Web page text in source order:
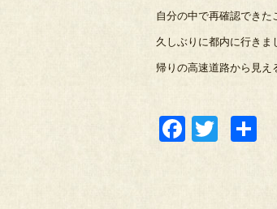
自分の中で再確認できた
久しぶりに都内に行きま
帰りの高速道路から見え